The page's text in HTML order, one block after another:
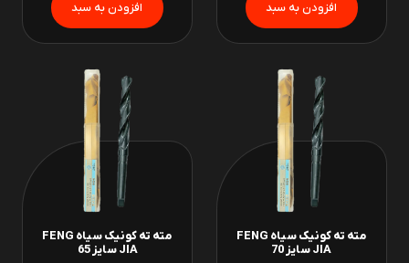
مته ته کونیک سیاه FENG
JIA سایز 70
مته ته کونیک سیاه FENG
JIA سایز 65